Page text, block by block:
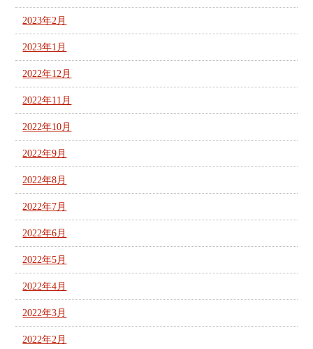
2023年2月
2023年1月
2022年12月
2022年11月
2022年10月
2022年9月
2022年8月
2022年7月
2022年6月
2022年5月
2022年4月
2022年3月
2022年2月